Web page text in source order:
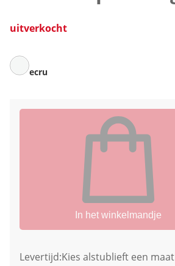
uitverkocht
ecru
In het winkelmandje
Levertijd:Kies alstublieft een maat